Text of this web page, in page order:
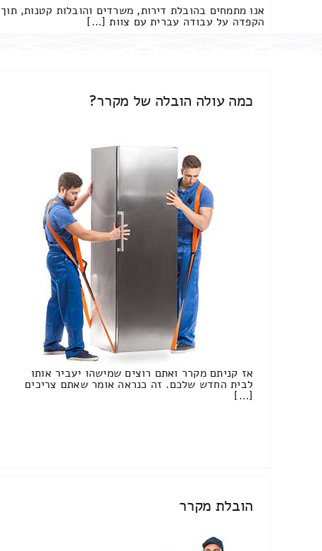
אנו מתמחים בהובלת דירות, משרדים והובלות קטנות, תוך
הקפדה על עבודה עברית עם צוות […]
כמה עולה הובלה של מקרר?
אז קניתם מקרר ואתם רוצים שמישהו יעביר אותו
לבית החדש שלכם. זה כנראה אומר שאתם צריכים
[…]
הובלת מקרר